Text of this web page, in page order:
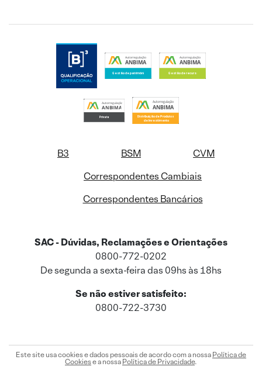
B3 BSM
CVM
Correspondentes Cambiais
Correspondentes Bancários
SAC - Dúvidas, Reclamações e Orientações
0800-772-0202
De segunda a sexta-feira das 09hs às 18hs
Se não estiver satisfeito:
0800-722-3730
Este site usa cookies e dados pessoais de acordo com a nossa Política de
Cookiese a nossa Política de Privacidade.